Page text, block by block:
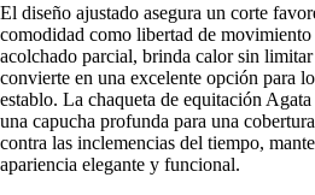
El diseño ajustado asegura un corte
comodidad como libertad de
acolchado parcial, brinda calor sin
convierte en una excelente opción para
establo. La chaqueta de equitación
una capucha profunda para una
contra las inclemencias del tiempo,
apariencia elegante y funcional.